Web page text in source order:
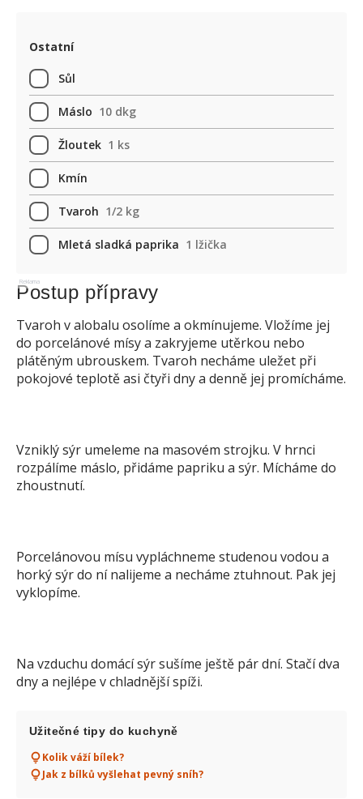
Ostatní
Sůl
Máslo 10 dkg
Žloutek 1 ks
Kmín
Tvaroh 1/2 kg
Mletá sladká paprika 1 lžička
Reklama
Postup přípravy
Tvaroh v alobalu osolíme a okmínujeme. Vložíme jej
do porcelánové mísy a zakryjeme utěrkou nebo
plátěným ubrouskem. Tvaroh necháme uležet při
pokojové teplotě asi čtyři dny a denně jej promícháme.
Vzniklý sýr umeleme na masovém strojku. V hrnci
rozpálíme máslo, přidáme papriku a sýr. Mícháme do
zhoustnutí.
Porcelánovou mísu vypláchneme studenou vodou a
horký sýr do ní nalijeme a necháme ztuhnout. Pak jej
vyklopíme.
Na vzduchu domácí sýr sušíme ještě pár dní. Stačí dva
dny a nejlépe v chladnější spíži.
Užitečné tipy do kuchyně
Kolik váží bílek?
Jak z bílků vyšlehat pevný sníh?